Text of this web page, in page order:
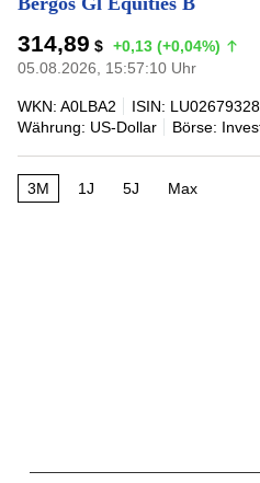
314,89 $ +0,13 (+0,04%)
05.08.2026, 15:57:10 Uhr
WKN: A0LBA2 ISIN:
Währung: US-Dollar
Börse:
3M 1J 5J Max